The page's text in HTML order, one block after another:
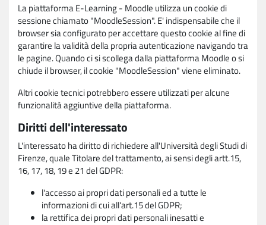
La piattaforma E-Learning - Moodle utilizza un cookie di
sessione chiamato "MoodleSession". E' indispensabile che il
browser sia configurato per accettare questo cookie al fine di
garantire la validità della propria autenticazione navigando tra
le pagine. Quando ci si scollega dalla piattaforma Moodle o si
chiude il browser, il cookie "MoodleSession" viene eliminato.
Altri cookie tecnici potrebbero essere utilizzati per alcune
funzionalità aggiuntive della piattaforma.
Diritti dell'interessato
L'interessato ha diritto di richiedere all'Università degli Studi di
Firenze, quale Titolare del trattamento, ai sensi degli artt.15,
16, 17, 18, 19 e 21 del GDPR:
l'accesso ai propri dati personali ed a tutte le
informazioni di cui all'art.15 del GDPR;
la rettifica dei propri dati personali inesatti e